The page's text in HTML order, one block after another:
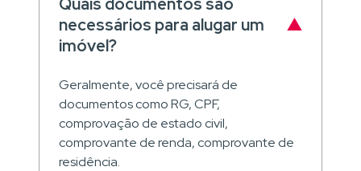
necessários para alugar um
imóvel?
Geralmente, você precisará de
documentos como RG, CPF,
comprovação de estado civil,
comprovante de renda, comprovante de
residência.